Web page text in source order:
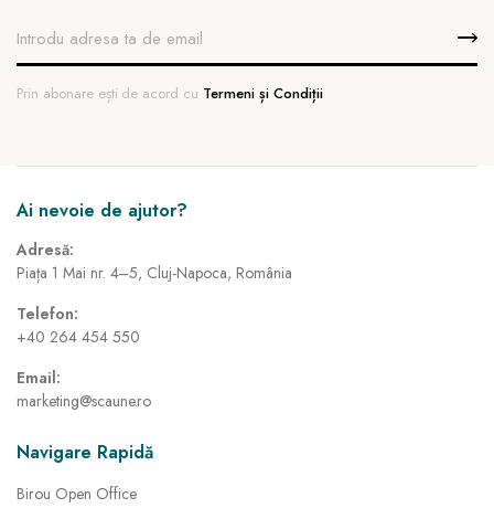
Prin abonare ești de acord cu Termeni și Condiții
Ai nevoie de ajutor?
Adresă:
Piața 1 Mai nr. 4–5, Cluj-Napoca, România
Telefon:
+40 264 454 550
Email:
marketing@scaune.ro
Navigare Rapidă
Birou Open Office